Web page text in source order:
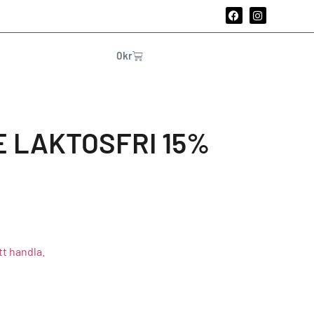
0kr
LAKTOSFRI 15%
handla.